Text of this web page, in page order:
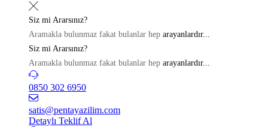
Siz mi Ararsınız?
Aramakla bulunmaz fakat bulanlar hep arayanlardır...
Siz mi Ararsınız?
Aramakla bulunmaz fakat bulanlar hep arayanlardır...
0850 302 6950
satis@pentayazilim.com
Detaylı Teklif Al